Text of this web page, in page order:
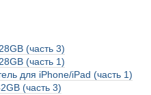
(часть 3)
(часть 1)
для iPhone/iPad (часть 1)
(часть 3)